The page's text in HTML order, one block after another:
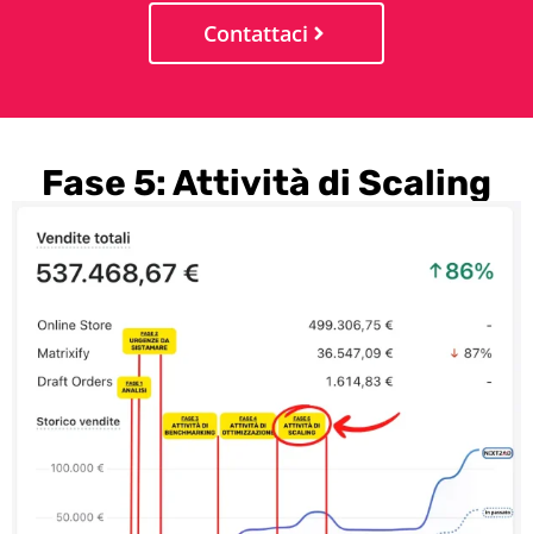
Contattaci
Fase 5: Attività di Scaling